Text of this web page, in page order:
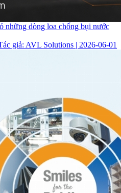
những dòng loa chống bụi nước
giả: AVL Solutions | 2026-06-01